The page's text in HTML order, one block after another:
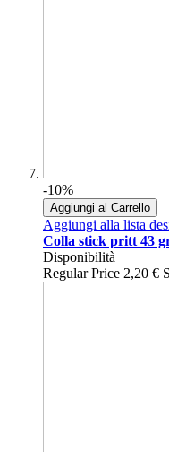
-10%
Aggiungi al Carrello
Aggiungi alla lista
Colla stick pritt 43
Disponibilità
Regular Price 2,20 €